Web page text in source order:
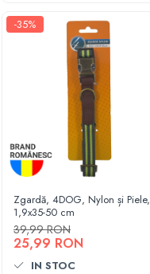
-35%
Zgardă, 4DOG, Nylon și Piele,
1,9x35-50 cm
39,99 RON
25,99 RON
IN STOC